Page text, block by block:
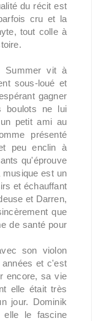
du récit est
cru et la
tout colle à
Summer vit à
sous-loué et
gagner
boulots ne lui
petit ami au
présenté
peu enclin à
qu'éprouve
musique est un
et échauffant
et Darren,
que
de santé pour
son violon
et c'est
encore, sa vie
elle était très
jour. Dominik
elle le fascine